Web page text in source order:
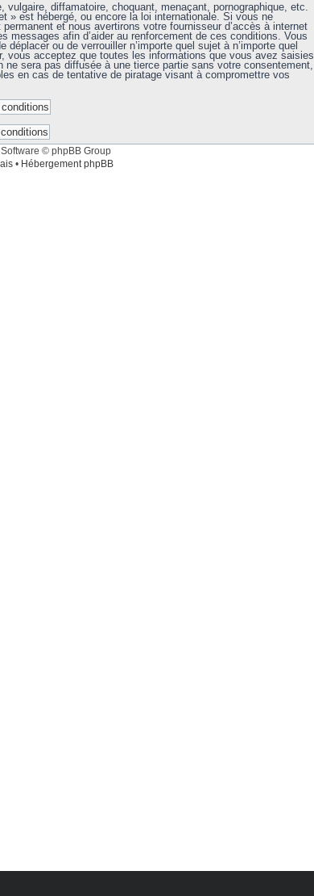
diffamatoire, choquant, menaçant, pornographique, etc.
» est hébergé, ou encore la loi internationale. Si vous ne
et nous avertirons votre fournisseur d’accès à internet
messages afin d’aider au renforcement de ces conditions. Vous
ou de verrouiller n’importe quel sujet à n’importe quel
vous acceptez que toutes les informations que vous avez saisies
sera pas diffusée à une tierce partie sans votre consentement,
en cas de tentative de piratage visant à compromettre vos
© phpBB Group
• Hébergement phpBB